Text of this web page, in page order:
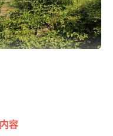
大应用市场下载
容